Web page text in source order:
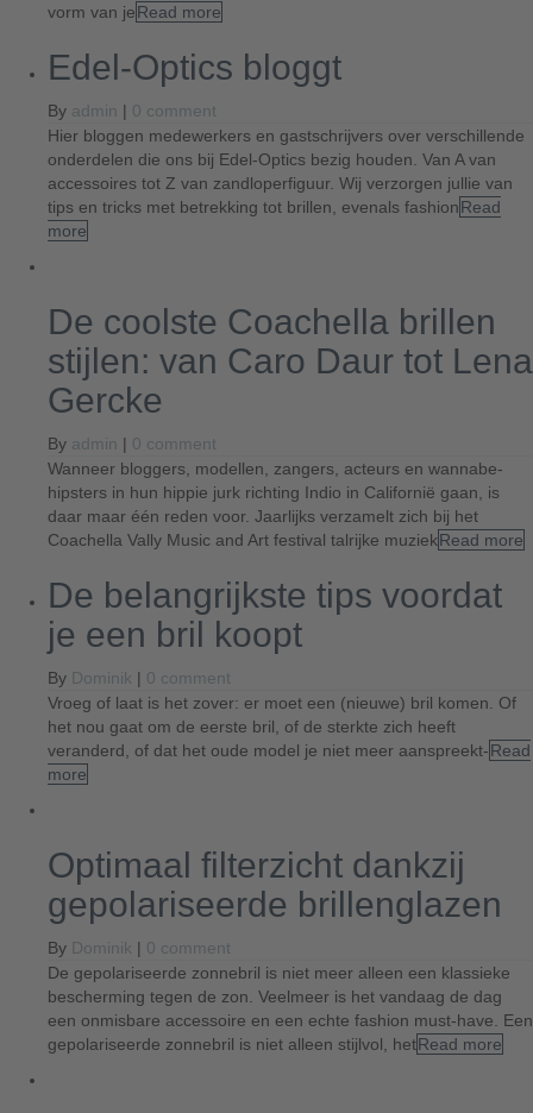
vorm van jeRead more
Edel-Optics bloggt
By admin | 0 comment
Hier bloggen medewerkers en gastschrijvers over verschillende
onderdelen die ons bij Edel-Optics bezig houden. Van A van
accessoires tot Z van zandloperfiguur. Wij verzorgen jullie van
tips en tricks met betrekking tot brillen, evenals fashionRead
more
De coolste Coachella brillen
stijlen: van Caro Daur tot Lena
Gercke
By admin | 0 comment
Wanneer bloggers, modellen, zangers, acteurs en wannabe-
hipsters in hun hippie jurk richting Indio in Californië gaan, is
daar maar één reden voor. Jaarlijks verzamelt zich bij het
Coachella Vally Music and Art festival talrijke muziekRead more
De belangrijkste tips voordat
je een bril koopt
By Dominik | 0 comment
Vroeg of laat is het zover: er moet een (nieuwe) bril komen. Of
het nou gaat om de eerste bril, of de sterkte zich heeft
veranderd, of dat het oude model je niet meer aanspreekt-Read
more
Optimaal filterzicht dankzij
gepolariseerde brillenglazen
By Dominik | 0 comment
De gepolariseerde zonnebril is niet meer alleen een klassieke
bescherming tegen de zon. Veelmeer is het vandaag de dag
een onmisbare accessoire en een echte fashion must-have. Een
gepolariseerde zonnebril is niet alleen stijlvol, hetRead more